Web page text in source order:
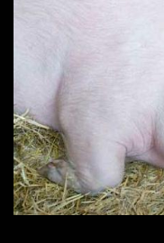
ПОРОДЫ СВИНЕЙ
Породы